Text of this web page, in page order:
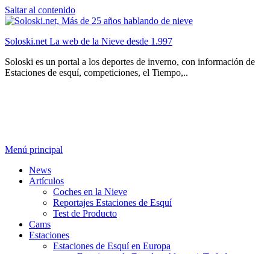
Saltar al contenido
Soloski.net La web de la Nieve desde 1.997
Soloski es un portal a los deportes de inverno, con información de
Estaciones de esquí, competiciones, el Tiempo,..
Menú principal
News
Artículos
Coches en la Nieve
Reportajes Estaciones de Esquí
Test de Producto
Cams
Estaciones
Estaciones de Esquí en Europa